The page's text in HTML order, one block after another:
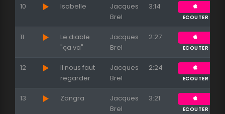
10 Isabelle
Jacques
Brel
3:14
ECOUTER
11
Le diable
"ça va"
Jacques
Brel
2:27
ECOUTER
12
Il nous faut
regarder
Jacques
Brel
2:24
ECOUTER
13 Zangra
Jacques
Brel
3:21
ECOUTER